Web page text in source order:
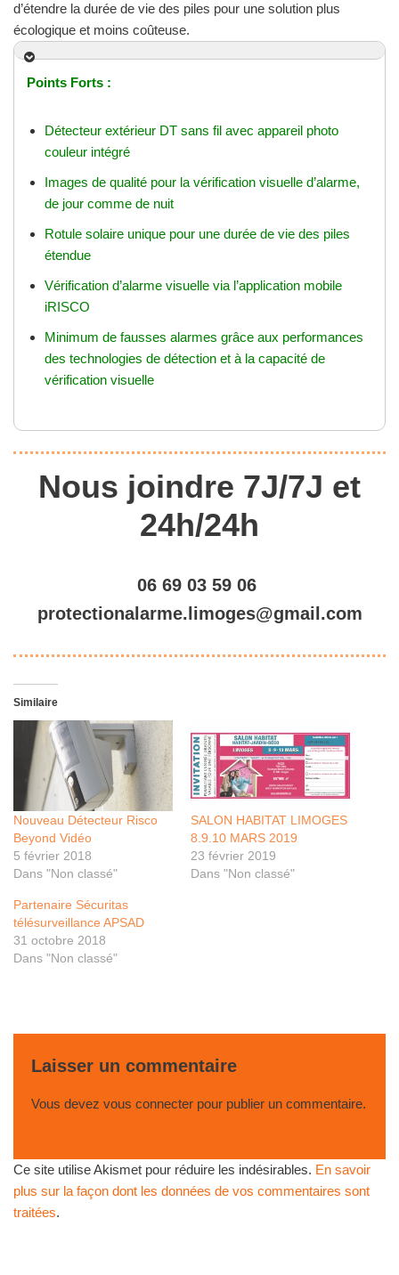
d’étendre la durée de vie des piles pour une solution plus
écologique et moins coûteuse.
Points Forts :
Détecteur extérieur DT sans fil avec appareil photo
couleur intégré
Images de qualité pour la vérification visuelle d’alarme,
de jour comme de nuit
Rotule solaire unique pour une durée de vie des piles
étendue
Vérification d’alarme visuelle via l’application mobile
iRISCO
Minimum de fausses alarmes grâce aux performances
des technologies de détection et à la capacité de
vérification visuelle
Nous joindre 7J/7J et
24h/24h
06 69 03 59 06
protectionalarme.limoges@gmail.com
Similaire
Nouveau Détecteur Risco
Beyond Vidéo
5 février 2018
Dans "Non classé"
SALON HABITAT LIMOGES
8.9.10 MARS 2019
23 février 2019
Dans "Non classé"
Partenaire Sécuritas
télésurveillance APSAD
31 octobre 2018
Dans "Non classé"
Laisser un commentaire
Vous devez vous connecter pour publier un commentaire.
Ce site utilise Akismet pour réduire les indésirables. En savoir
plus sur la façon dont les données de vos commentaires sont
traitées.